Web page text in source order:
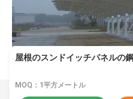
屋根のスンドイッチパネルの
MOQ：1平方メートル